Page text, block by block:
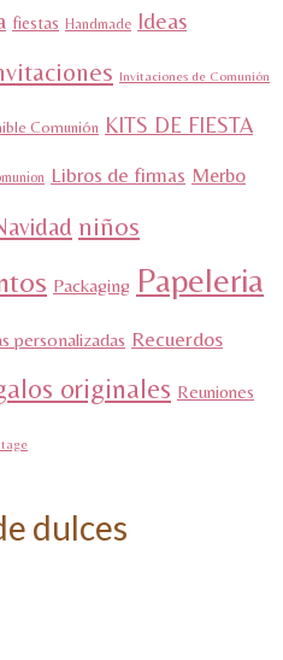
fiestas Handmade Ideas
Invitaciones de Comunión
Comunión KITS DE FIESTA
Libros de firmas Merbo
niños
Packaging Papeleria
personalizadas Recuerdos
originales Reuniones
dulces